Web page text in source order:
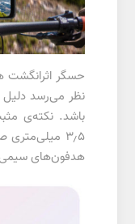
حسگر اثرانگشت
باشد. نکته‌ی
۳٫۵
هدفون‌های سیمی